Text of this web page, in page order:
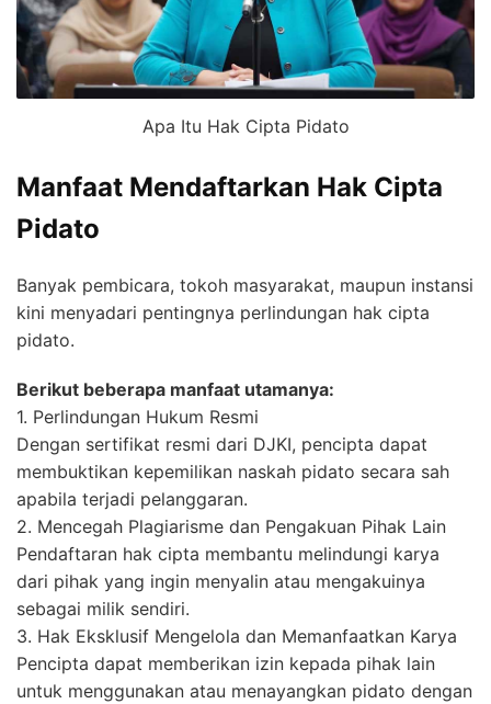
Apa Itu Hak Cipta Pidato
Manfaat Mendaftarkan Hak Cipta
Pidato
Banyak pembicara, tokoh masyarakat, maupun instansi
kini menyadari pentingnya perlindungan hak cipta
pidato.
Berikut beberapa manfaat utamanya:
1. Perlindungan Hukum Resmi
Dengan sertifikat resmi dari DJKI, pencipta dapat
membuktikan kepemilikan naskah pidato secara sah
apabila terjadi pelanggaran.
2. Mencegah Plagiarisme dan Pengakuan Pihak Lain
Pendaftaran hak cipta membantu melindungi karya
dari pihak yang ingin menyalin atau mengakuinya
sebagai milik sendiri.
3. Hak Eksklusif Mengelola dan Memanfaatkan Karya
Pencipta dapat memberikan izin kepada pihak lain
untuk menggunakan atau menayangkan pidato dengan